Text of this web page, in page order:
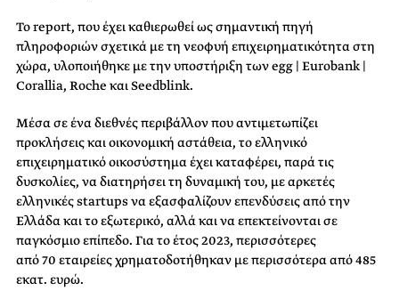
Το report, που έχει καθιερωθεί ως σημαντική πηγή
πληροφοριών σχετικά με τη νεοφυή επιχειρηματικότητα στη
χώρα, υλοποιήθηκε με την υποστήριξη των egg | Eurobank |
Corallia, Roche και Seedblink.
Μέσα σε ένα διεθνές περιβάλλον που αντιμετωπίζει
προκλήσεις και οικονομική αστάθεια, το ελληνικό
επιχειρηματικό οικοσύστημα έχει καταφέρει, παρά τις
δυσκολίες, να διατηρήσει τη δυναμική του, με αρκετές
ελληνικές startups να εξασφαλίζουν επενδύσεις από την
Ελλάδα και το εξωτερικό, αλλά και να επεκτείνονται σε
παγκόσμιο επίπεδο. Για το έτος 2023, περισσότερες
από 70 εταιρείες χρηματοδοτήθηκαν με περισσότερα από 485
εκατ. ευρώ.